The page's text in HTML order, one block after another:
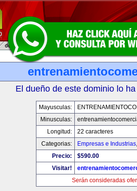
El dueño de este dominio lo
Mayusculas:
Minusculas:
Longitud:
22 caracteres
Categorias:
Empresas e Industrias
Precio:
$590.00
Visitar!
Serán consideradas